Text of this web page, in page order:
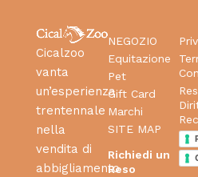
Cicalzoo
vanta
un’esperienza
trentennale
nella
vendita di
abbigliamento
NEGOZIO
Equitazione
Pet
Gift Card
Marchi
SITE MAP
Richiedi un
Reso